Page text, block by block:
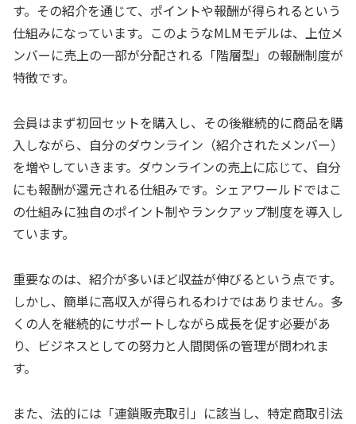
す。その紹介を通じて、ポイントや報酬が得られるという
仕組みになっています。このようなMLMモデルは、上位メ
ンバーに売上の一部が分配される「階層型」の報酬制度が
特徴です。
会員はまず初回セットを購入し、その後継続的に商品を購
入しながら、自分のダウンライン（紹介されたメンバー）
を増やしていきます。ダウンラインの売上に応じて、自分
にも報酬が還元される仕組みです。シェアワールドではこ
の仕組みに独自のポイント制やランクアップ制度を導入し
ています。
重要なのは、紹介が多いほど収益が伸びるという点です。
しかし、簡単に高収入が得られるわけではありません。多
くの人を継続的にサポートしながら成長を促す必要があ
り、ビジネスとしての努力と人間関係の管理が問われま
す。
また、法的には「連鎖販売取引」に該当し、特定商取引法